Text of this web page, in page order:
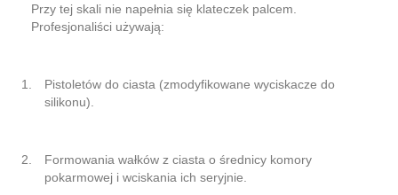
Przy tej skali nie napełnia się klateczek palcem.
Profesjonaliści używają:
Pistoletów do ciasta (zmodyfikowane wyciskacze do
silikonu).
Formowania wałków z ciasta o średnicy komory
pokarmowej i wciskania ich seryjnie.